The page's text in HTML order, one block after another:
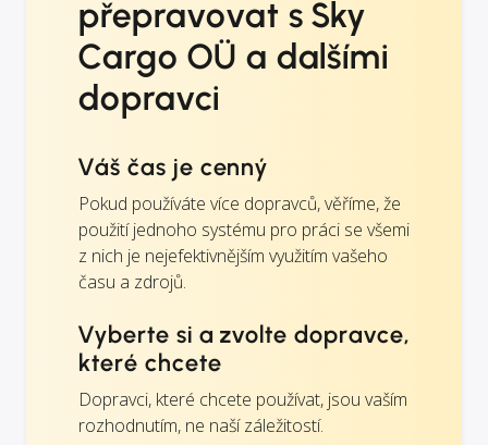
přepravovat s Sky
Cargo OÜ a dalšími
dopravci
Váš čas je cenný
Pokud používáte více dopravců, věříme, že
použití jednoho systému pro práci se všemi
z nich je nejefektivnějším využitím vašeho
času a zdrojů.
Vyberte si a zvolte dopravce,
které chcete
Dopravci, které chcete používat, jsou vaším
rozhodnutím, ne naší záležitostí.